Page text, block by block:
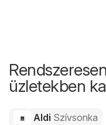
üzletekben
Aldi Szívsonka